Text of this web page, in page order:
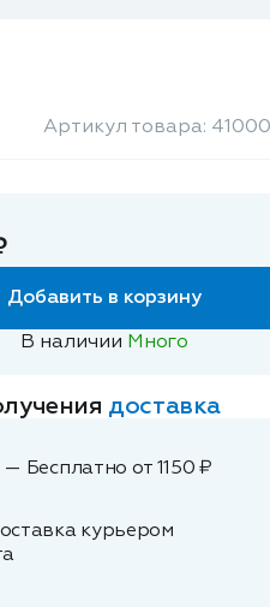
Артикул товара:
Добавить в корзину
В наличии Много
доставка
— Бесплатно от 1150 ₽
курьером